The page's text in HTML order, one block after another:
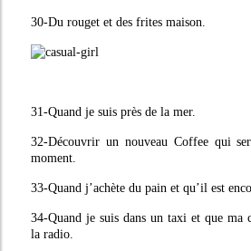
30-Du rouget et des frites maison.
31-Quand je suis près de la mer.
32-Découvrir un nouveau Coffee qui
moment.
33-Quand j’achète du pain et qu’il est
34-Quand je suis dans un taxi et que ma
la radio.